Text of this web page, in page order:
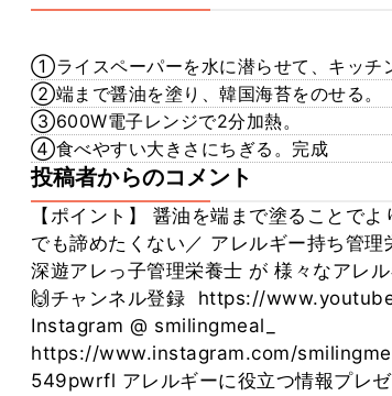
①ライスペーパーを水に潜らせて、キッチ
②端まで醤油を塗り、韓国海苔をのせる。
③600W電子レンジで2分加熱。
④食べやすい大きさにちぎる。完成
投稿者からのコメント
【ポイント】 醤油を端まで塗ることで
でも諦めたくない／ アレルギー持ち管
深遊アレっ子管理栄養士 が 様々なアレ
🙌チャンネル登録 ​⁠ https://
Instagram @ smilingmeal_
https://www.instagram.com/
549pwrfl アレルギーに役立つ情報プレゼ